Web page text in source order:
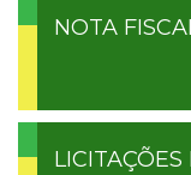
NOTA